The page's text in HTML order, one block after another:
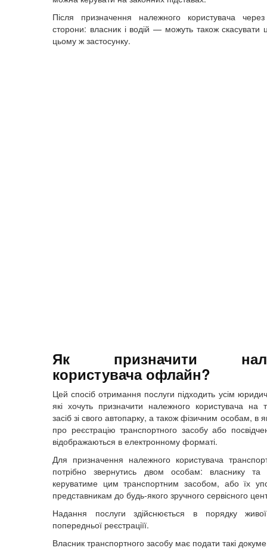
Після призначення належного користувача
сторони: власник і водій — можуть також скасувати
цьому ж застосунку.
Як призначити
користувача офлайн?
Цей спосіб отримання послуги підходить усім
які хочуть призначити належного користувача на
засіб зі свого автопарку, а також фізичним особам, в
про реєстрацію транспортного засобу або
відображаються в електронному форматі.
Для призначення належного користувача
потрібно звернутись двом особам: власнику та
керуватиме цим транспортним засобом, або їх
представникам до будь-якого зручного сервісного
Надання послуги здійснюється в порядку
попередньої реєстраціїї.
Власник транспортного засобу має подати такі